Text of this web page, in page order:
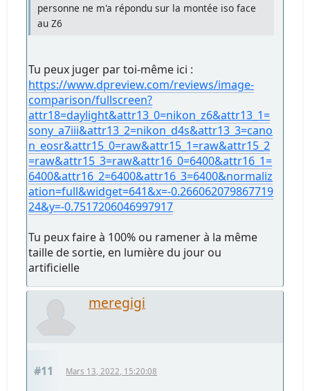
personne ne m'a répondu sur la montée iso face
au Z6
Tu peux juger par toi-même ici :
https://www.dpreview.com/reviews/image-
comparison/fullscreen?
attr18=daylight&attr13_0=nikon_z6&attr13_1=
sony_a7iii&attr13_2=nikon_d4s&attr13_3=cano
n_eosr&attr15_0=raw&attr15_1=raw&attr15_2
=raw&attr15_3=raw&attr16_0=6400&attr16_1=
6400&attr16_2=6400&attr16_3=6400&normaliz
ation=full&widget=641&x=-0.266062079867719
24&y=-0.7517206046997917
Tu peux faire à 100% ou ramener à la même
taille de sortie, en lumière du jour ou
artificielle
meregigi
#11 Mars 13, 2022, 15:20:08